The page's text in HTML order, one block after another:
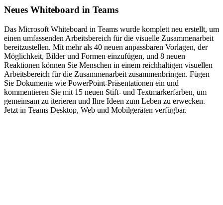
Neues Whiteboard in Teams
Das Microsoft Whiteboard in Teams wurde komplett neu erstellt, um
einen umfassenden Arbeitsbereich für die visuelle Zusammenarbeit
bereitzustellen. Mit mehr als 40 neuen anpassbaren Vorlagen, der
Möglichkeit, Bilder und Formen einzufügen, und 8 neuen
Reaktionen können Sie Menschen in einem reichhaltigen visuellen
Arbeitsbereich für die Zusammenarbeit zusammenbringen. Fügen
Sie Dokumente wie PowerPoint-Präsentationen ein und
kommentieren Sie mit 15 neuen Stift- und Textmarkerfarben, um
gemeinsam zu iterieren und Ihre Ideen zum Leben zu erwecken.
Jetzt in Teams Desktop, Web und Mobilgeräten verfügbar.